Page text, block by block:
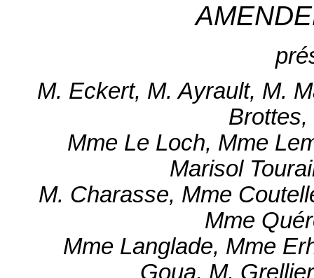
M. Eckert, M. Ayrault, M.
Mme Le Loch, Mme
Marisol
M. Charasse, Mme
Mme
Mme Langlade, Mme
Goua, M.